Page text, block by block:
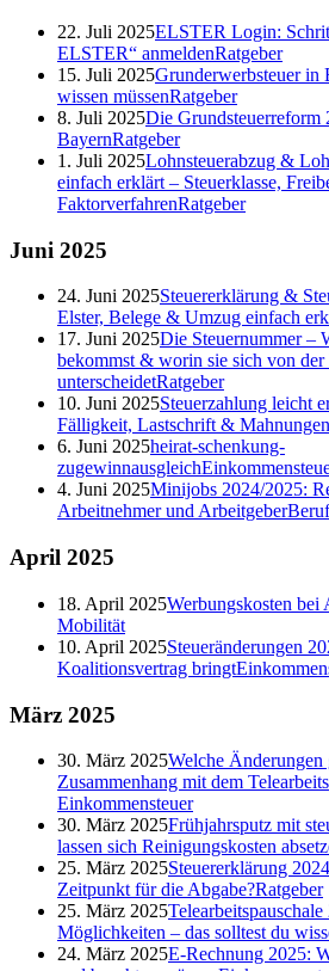
22. Juli 2025ELSTER Login:
ELSTER“ anmeldenRatgeber
15. Juli 2025Grunderwerbsteuer in
wissen müssenRatgeber
8. Juli 2025Die Grundsteuerreform
BayernRatgeber
1. Juli 2025Lohnsteuerabzug &
einfach erklärt – Steuerklasse,
FaktorverfahrenRatgeber
Juni 2025
24. Juni 2025Steuererklärung &
Elster, Belege & Umzug einfach
17. Juni 2025Die Steuernummer –
bekommst & worin sie sich von
unterscheidetRatgeber
10. Juni 2025Steuerzahlung leicht
Fälligkeit, Lastschrift &
6. Juni 2025heirat-schenkung-
zugewinnausgleich
4. Juni 2025Minijobs 2024/2025:
Arbeitnehmer und Arbeitgeber
April 2025
18. April 2025Werbungskosten bei
Mobilität
10. April 2025Steueränderungen
Koalitionsvertrag bringt
März 2025
30. März 2025Welche Änderungen
Zusammenhang mit dem
Einkommensteuer
30. März 2025Frühjahrsputz mit
lassen sich Reinigungskosten
25. März 2025Steuererklärung
Zeitpunkt für die Abgabe?Ratgeber
25. März 2025
Möglichkeiten – das solltest du
24. März 2025E-Rechnung 2025: